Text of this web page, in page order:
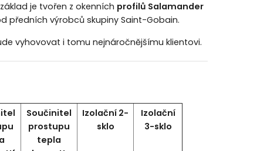
je tvořen z okenních profilů Salamander
předních výrobců skupiny Saint-Gobain.
vyhovovat i tomu nejnáročnějšímu klientovi.
Součinitel
prostupu
tepla
Izolační 2-
sklo
Izolační
3-sklo